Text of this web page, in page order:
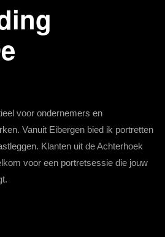
voor ondernemers en
Vanuit Eibergen bied ik portretten
Klanten uit de Achterhoek
voor een portretsessie die jouw